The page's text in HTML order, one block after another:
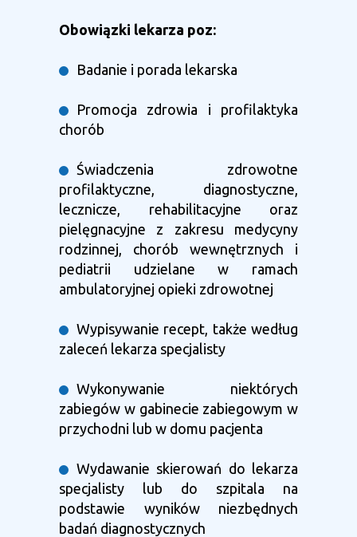
Obowiązki lekarza poz:
Badanie i porada lekarska
Promocja zdrowia i profilaktyka
chorób
Świadczenia zdrowotne
profilaktyczne, diagnostyczne,
lecznicze, rehabilitacyjne oraz
pielęgnacyjne z zakresu medycyny
rodzinnej, chorób wewnętrznych i
pediatrii udzielane w ramach
ambulatoryjnej opieki zdrowotnej
Wypisywanie recept, także według
zaleceń lekarza specjalisty
Wykonywanie niektórych
zabiegów w gabinecie zabiegowym w
przychodni lub w domu pacjenta
Wydawanie skierowań do lekarza
specjalisty lub do szpitala na
podstawie wyników niezbędnych
badań diagnostycznych